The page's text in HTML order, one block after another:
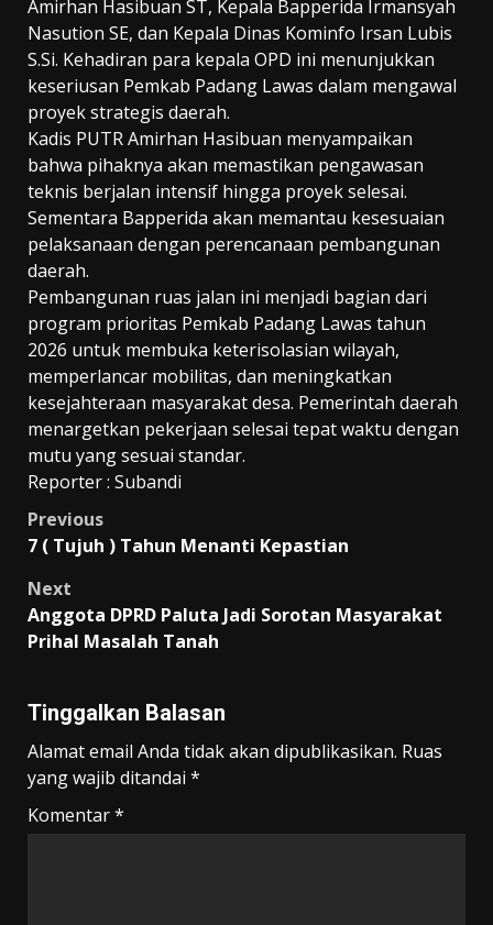
Amirhan Hasibuan ST, Kepala Bapperida Irmansyah
Nasution SE, dan Kepala Dinas Kominfo Irsan Lubis
S.Si. Kehadiran para kepala OPD ini menunjukkan
keseriusan Pemkab Padang Lawas dalam mengawal
proyek strategis daerah.
Kadis PUTR Amirhan Hasibuan menyampaikan
bahwa pihaknya akan memastikan pengawasan
teknis berjalan intensif hingga proyek selesai.
Sementara Bapperida akan memantau kesesuaian
pelaksanaan dengan perencanaan pembangunan
daerah.
Pembangunan ruas jalan ini menjadi bagian dari
program prioritas Pemkab Padang Lawas tahun
2026 untuk membuka keterisolasian wilayah,
memperlancar mobilitas, dan meningkatkan
kesejahteraan masyarakat desa. Pemerintah daerah
menargetkan pekerjaan selesai tepat waktu dengan
mutu yang sesuai standar.
Reporter : Subandi
Post
navigation
Previous
7 ( Tujuh ) Tahun Menanti Kepastian
Next
Anggota DPRD Paluta Jadi Sorotan Masyarakat
Prihal Masalah Tanah
Tinggalkan Balasan
Alamat email Anda tidak akan dipublikasikan. Ruas
yang wajib ditandai *
Komentar*